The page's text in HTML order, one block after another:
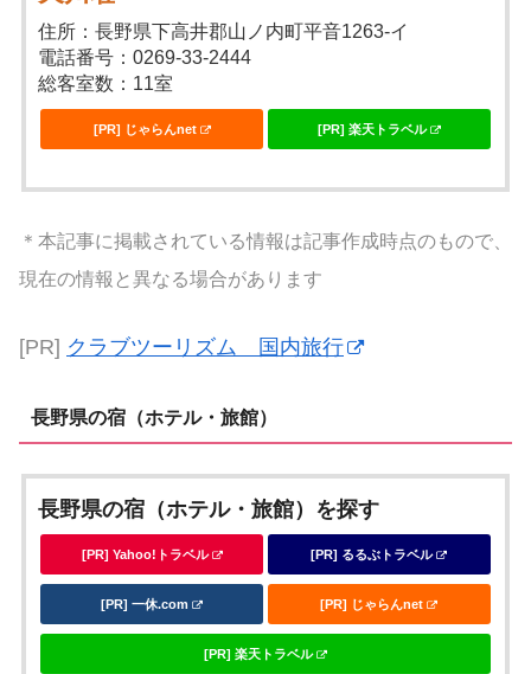
住所：長野県下高井郡山ノ内町平音1263-イ
電話番号：0269-33-2444
総客室数：11室
[PR] じゃらんnet [PR] 楽天トラベル
＊本記事に掲載されている情報は記事作成時点のもので、
現在の情報と異なる場合があります
[PR] クラブツーリズム 国内旅行
長野県の宿（ホテル・旅館）
長野県の宿（ホテル・旅館）を探す
[PR] Yahoo!トラベル [PR] るるぶトラベル
[PR] 一休.com [PR] じゃらんnet
[PR] 楽天トラベル